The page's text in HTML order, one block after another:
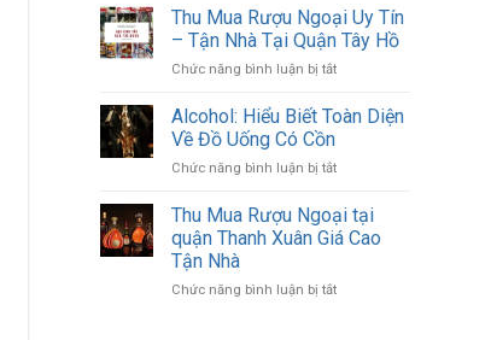
–
Giá
đến
nơi,
thanh
ngay
mua
rượu
ngoại
giá
tại
Biên
Thu Mua Rượu Ngoại Uy Tín
– Tận Nhà Tại Quận Tây Hồ
Chức năng bình luận bị tắtở
Mua
Ngoại
Uy
–
Tận
Quận
Alcohol: Hiểu Biết Toàn Diện
Về Đồ Uống Có Cồn
Chức năng bình luận bị tắtở
Hiểu
Biết
Toàn
Về
Thu Mua Rượu Ngoại tại
quận Thanh Xuân Giá Cao
Tận Nhà
Chức năng bình luận bị tắtở